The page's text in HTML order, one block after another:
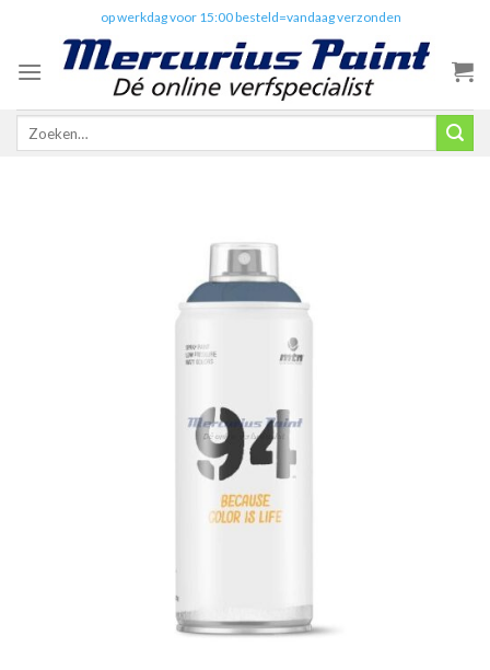
content
op werkdag voor 15:00 besteld=vandaag verzonden
Zoeken